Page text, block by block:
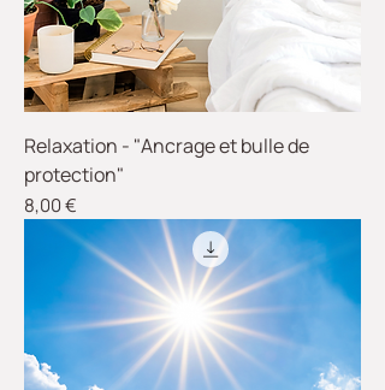
Relaxation - "Ancrage et bulle de
protection"
Prix
8,00 €